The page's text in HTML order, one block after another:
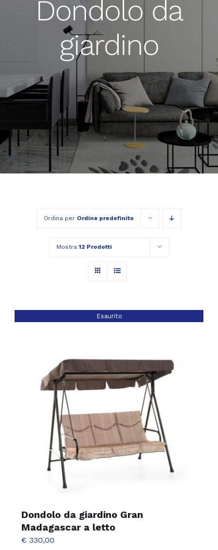
Dondolo da
giardino
Ordina per Ordine predefinito
Mostra 12 Prodotti
Esaurito
Dondolo da giardino Gran
Madagascar a letto
€ 330,00